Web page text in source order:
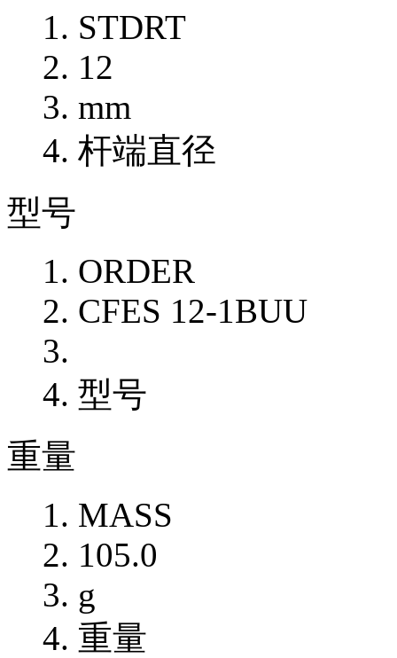
STDRT
12
mm
杆端直径
型号
ORDER
CFES 12-1BUU
型号
重量
MASS
105.0
g
重量